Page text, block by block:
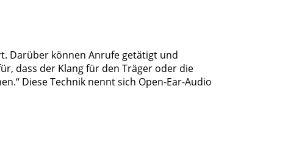
Darüber können Anrufe getätigt und
dass der Klang für den Träger oder die
Diese Technik nennt sich Open-Ear-Audio